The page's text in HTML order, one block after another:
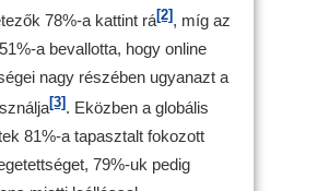
78%-a kattint rá[2] , míg az
a bevallotta, hogy online
nagy részében ugyanazt a
[3] . Eközben a globális
81%-a tapasztalt fokozott
79%-uk pedig